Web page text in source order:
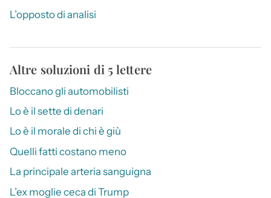
L’opposto di analisi
Altre soluzioni di 5 lettere
Bloccano gli automobilisti
Lo è il sette di denari
Lo è il morale di chi è giù
Quelli fatti costano meno
La principale arteria sanguigna
L’ex moglie ceca di Trump